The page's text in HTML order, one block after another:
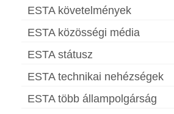
ESTA követelmények
ESTA közösségi média
ESTA státusz
ESTA technikai nehézségek
ESTA több állampolgárság